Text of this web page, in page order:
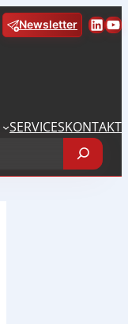
Newsletter
SERVICESKONTAKT